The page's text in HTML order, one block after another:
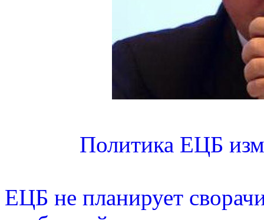
Политика ЕЦБ
ЕЦБ не планирует